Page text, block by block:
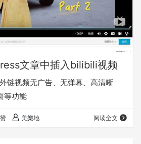
文章中插入bilibili视频
链视频无广告、无弹幕、高清晰
等功能
美樂地 阅读全文